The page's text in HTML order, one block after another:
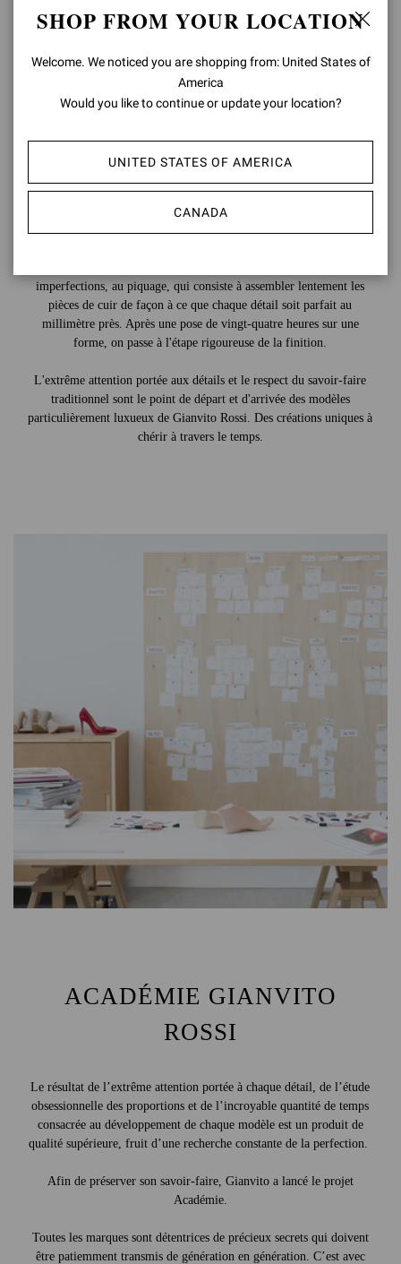
imperfections, au piquage, qui consiste à assembler lentement les
pièces de cuir de façon à ce que chaque détail soit parfait au
millimètre près. Après une pose de vingt-quatre heures sur une
forme, on passe à l'étape rigoureuse de la finition.
L'extrême attention portée aux détails et le respect du savoir-faire
traditionnel sont le point de départ et d'arrivée des modèles
particulièrement luxueux de Gianvito Rossi. Des créations uniques à
chérir à travers le temps.
ACADÉMIE GIANVITO
ROSSI
Le résultat de l’extrême attention portée à chaque détail, de l’étude
obsessionnelle des proportions et de l’incroyable quantité de temps
consacrée au développement de chaque modèle est un produit de
qualité supérieure, fruit d’une recherche constante de la perfection.
Afin de préserver son savoir-faire, Gianvito a lancé le projet
Académie.
Toutes les marques sont détentrices de précieux secrets qui doivent
être patiemment transmis de génération en génération. C’est avec
SHOP FROM YOUR LOCATION
Welcome. We noticed you are shopping from: United States of
America
Would you like to continue or update your location?
UNITED STATES OF AMERICA
CANADA